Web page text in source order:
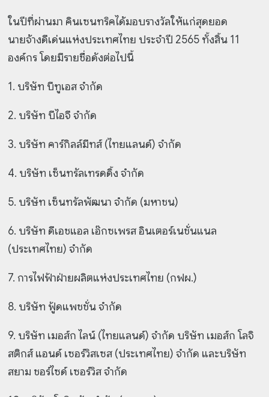
ในปีที่ผ่านมา คินเซนทริคได้มอบรางวัลให้แก่สุดยอด
นายจ้างดีเด่นแห่งประเทศไทย ประจำปี 2565 ทั้งสิ้น 11
องค์กร โดยมีรายชื่อดังต่อไปนี้
1. บริษัท บีทูเอส จำกัด
2. บริษัท บีไอจี จำกัด
3. บริษัท คาร์กิลล์มีทส์ (ไทยแลนด์) จำกัด
4. บริษัท เซ็นทรัลเทรดดิ้ง จำกัด
5. บริษัท เซ็นทรัลพัฒนา จำกัด (มหาชน)
6. บริษัท ดีเอชแอล เอ๊กซเพรส อินเตอร์เนชั่นแนล
(ประเทศไทย) จำกัด
7. การไฟฟ้าฝ่ายผลิตแห่งประเทศไทย (กฟผ.)
8. บริษัท ฟู้ดแพชชั่น จำกัด
9. บริษัท เมอส์ก ไลน์ (ไทยแลนด์) จำกัด บริษัท เมอส์ก โลจิ
สติกส์ แอนด์ เซอร์วิสเซส (ประเทศไทย) จำกัด และบริษัท
สยาม ชอร์ไซด์ เซอร์วิส จำกัด